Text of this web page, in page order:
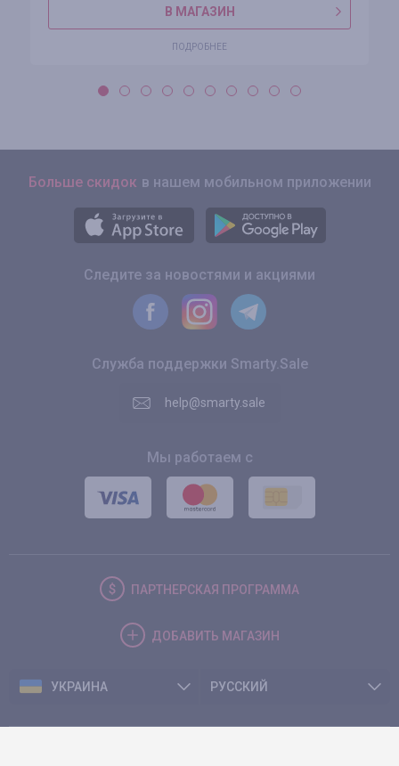
В МАГАЗИН
ПОДРОБНЕЕ
Больше скидок в нашем мобильном приложении
Следите за новостями и акциями
Служба поддержки Smarty.Sale
help@smarty.sale
Мы работаем с
ПАРТНЕРСКАЯ ПРОГРАММА
ДОБАВИТЬ МАГАЗИН
УКРАИНА РУССКИЙ